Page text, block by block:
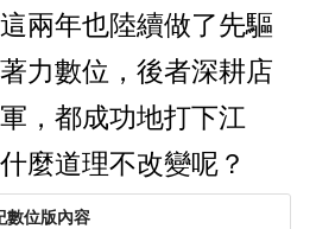
兩年也陸續做了先驅
力數位，後者深耕店
，都成功地打下江
麼道理不改變呢？
數位版內容